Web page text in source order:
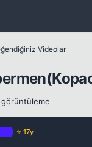
Videolar
görüntüleme
⭐ 17y